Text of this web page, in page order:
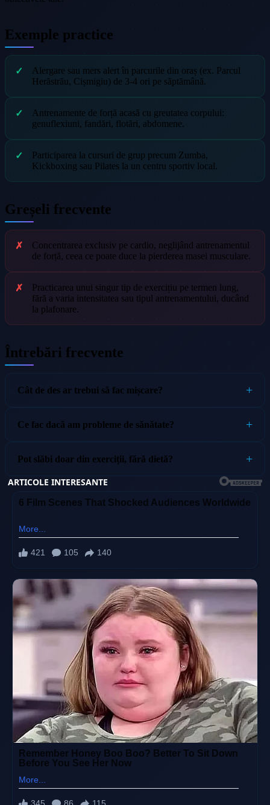
Exemple practice
Alergare sau mers alert în parcurile din oraș (ex. Parcul
Herăstrău, Cișmigiu) de 3-4 ori pe săptămână.
Antrenamente de forță acasă cu greutatea corpului:
genuflexiuni, fandări, flotări, abdomene.
Participarea la cursuri de grup precum Zumba,
Kickboxing sau Pilates la un centru sportiv local.
Greșeli frecvente
Concentrarea exclusiv pe cardio, neglijând antrenamentul
de forță, ceea ce poate duce la pierderea masei musculare.
Practicarea unui singur tip de exercițiu pe termen lung,
fără a varia intensitatea sau tipul antrenamentului, ducând
la plafonare.
Întrebări frecvente
Cât de des ar trebui să fac mișcare?
Ce fac dacă am probleme de sănătate?
Pot slăbi doar din exerciții, fără dietă?